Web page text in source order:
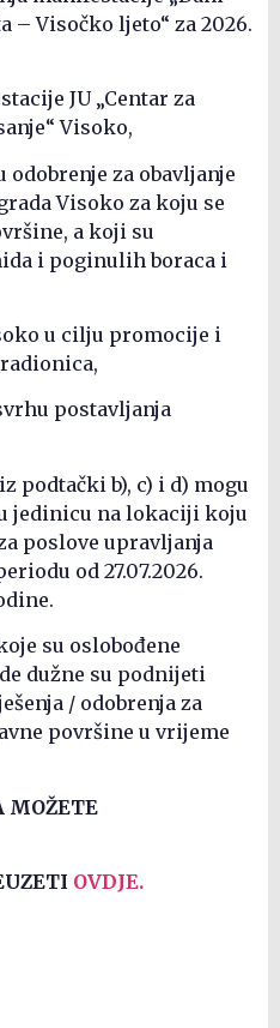
Visočko ljeto“ za 2026.
JU „Centar za
Visoko,
za obavljanje
Visoko za koju se
a koji su
i poginulih boraca i
u cilju promocije i
postavljanja
podtački b), c) i d) mogu
na lokaciji koju
poslove upravljanja
od 27.07.2026.
su oslobođene
dužne su podnijeti
/ odobrenja za
površine u vrijeme
MOŽETE
OVDJE.